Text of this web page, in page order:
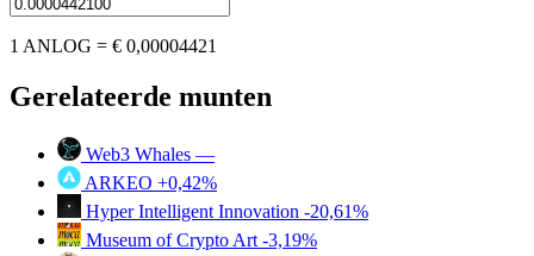
1 ANLOG = € 0,00004421
Gerelateerde munten
Web3 Whales —
ARKEO +0,42%
Hyper Intelligent Innovation -20,61%
Museum of Crypto Art -3,19%